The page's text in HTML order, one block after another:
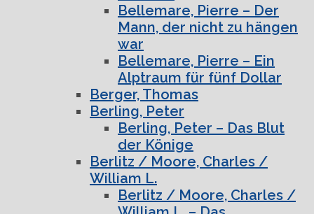
Bellemare, Pierre – Der
Mann, der nicht zu hängen
war
Bellemare, Pierre – Ein
Alptraum für fünf Dollar
Berger, Thomas
Berling, Peter
Berling, Peter – Das Blut
der Könige
Berlitz / Moore, Charles /
William L.
Berlitz / Moore, Charles /